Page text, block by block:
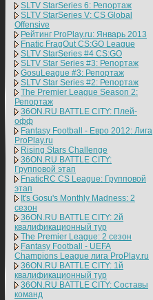
SLTV StarSeries 6: Репортаж
SLTV StarSeries V: CS Global
Offensive
Рейтинг ProPlay.ru: Январь 2013
Fnatic FragOut CS:GO League
SLTV StarSeries #4 CS:GO
SLTV Star Series #3: Репортаж
GosuLeague #3: Репортаж
SLTV Star Series #2: Репортаж
The Premier League Season 2:
Репортаж
36ON.RU BATTLE CITY: Плей-
офф
Fantasy Football - Евро 2012: Лига
ProPlay.ru
Rising Stars Challenge
36ON.RU BATTLE CITY:
Групповой этап
FnaticRC CS League: Групповой
этап
It's Gosu's Monthly Madness: 2
сезон
36ON.RU BATTLE CITY: 2й
квалификационный тур
The Premier League: 2 cезон
Fantasy Football - UEFA
Champions League лига ProPlay.ru
36ON.RU BATTLE CITY: 1й
квалификационный тур
36ON.RU BATTLE CITY: Составы
команд